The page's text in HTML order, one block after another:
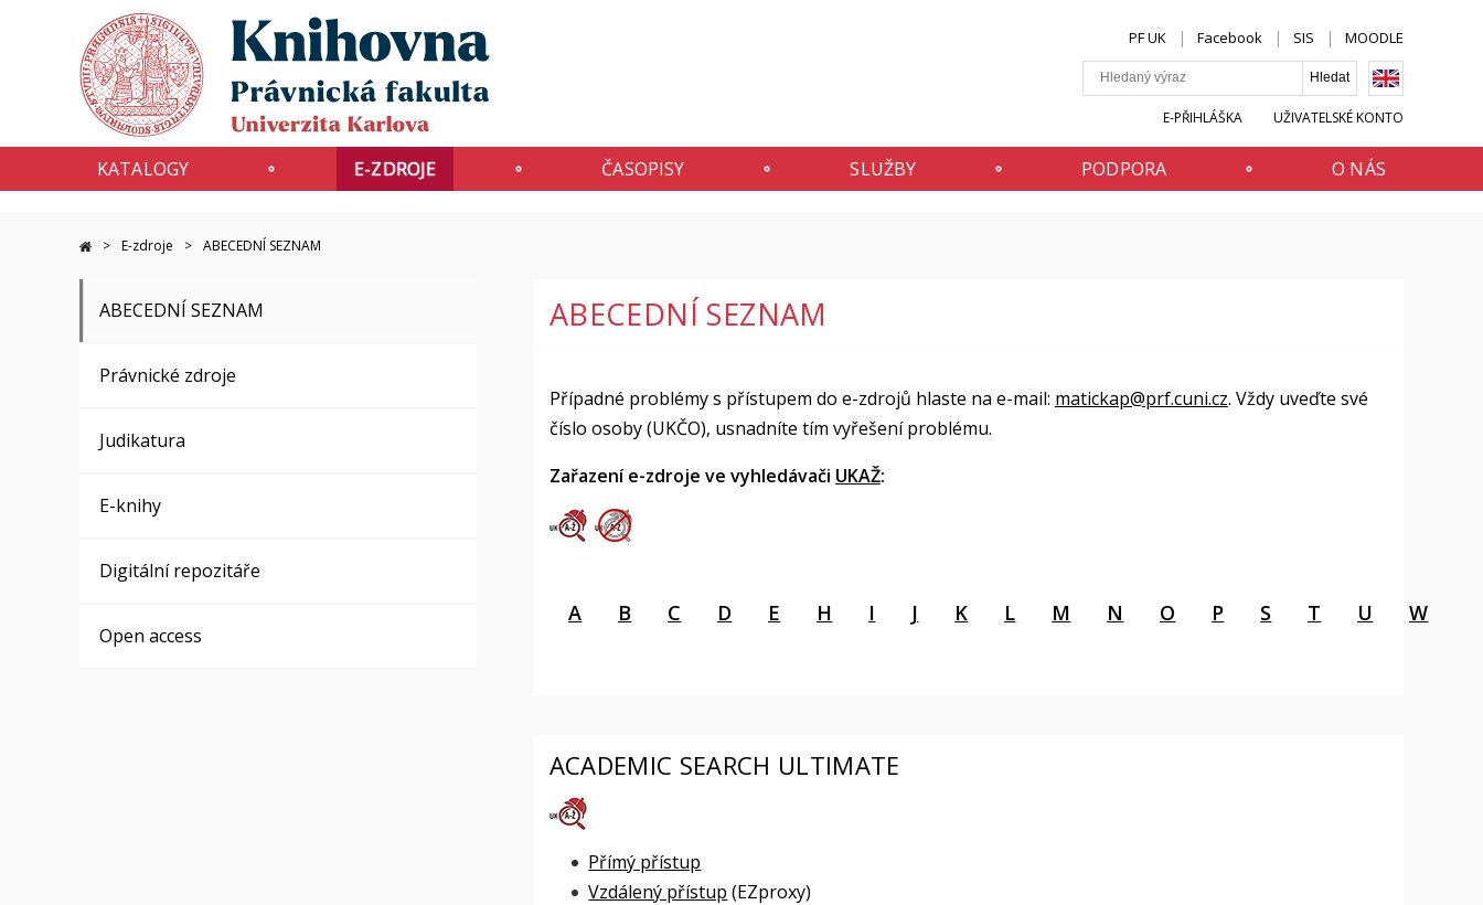
PF UK Facebook SIS MOODLE
E-PŘIHLÁŠKA UŽIVATELSKÉ KONTO
KATALOGY E-ZDROJE ČASOPISY SLUŽBY PODPORA O NÁS
E-zdroje ABECEDNÍ SEZNAM
ABECEDNÍ SEZNAM
Právnické zdroje
Judikatura
E-knihy
Digitální repozitáře
Open access
ABECEDNÍ SEZNAM
Případné problémy s přístupem do e-zdrojů hlaste na e-mail: matickap@prf.cuni.cz. Vždy uveďte své
číslo osoby (UKČO), usnadníte tím vyřešení problému.
Zařazení e-zdroje ve vyhledávači UKAŽ:
A B C D E H I J K L M N O P S T U W
ACADEMIC SEARCH ULTIMATE
Přímý přístup
Vzdálený přístup (EZproxy)